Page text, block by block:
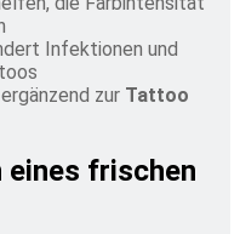
Infektionen und
zur Tattoo
eines frischen